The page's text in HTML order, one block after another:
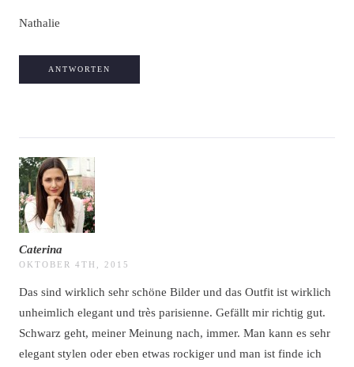
Nathalie
ANTWORTEN
Caterina
OKTOBER 4TH, 2015
Das sind wirklich sehr schöne Bilder und das Outfit ist wirklich
unheimlich elegant und très parisienne. Gefällt mir richtig gut.
Schwarz geht, meiner Meinung nach, immer. Man kann es sehr
elegant stylen oder eben etwas rockiger und man ist finde ich